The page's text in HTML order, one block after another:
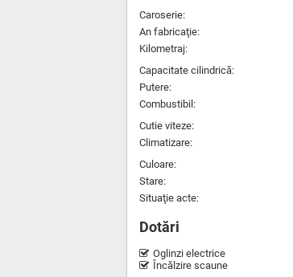
Caroserie:
An fabricaţie:
Kilometraj:
Capacitate cilindrică:
Putere:
Combustibil:
Cutie viteze:
Climatizare:
Culoare:
Stare:
Situaţie acte:
Dotări
Oglinzi electrice
Încălzire scaune